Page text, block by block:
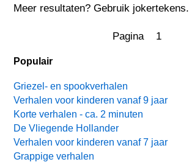
Meer resultaten? Gebruik jokertekens.
Pagina 1
Populair
Griezel- en spookverhalen
Verhalen voor kinderen vanaf 9 jaar
Korte verhalen - ca. 2 minuten
De Vliegende Hollander
Verhalen voor kinderen vanaf 7 jaar
Grappige verhalen